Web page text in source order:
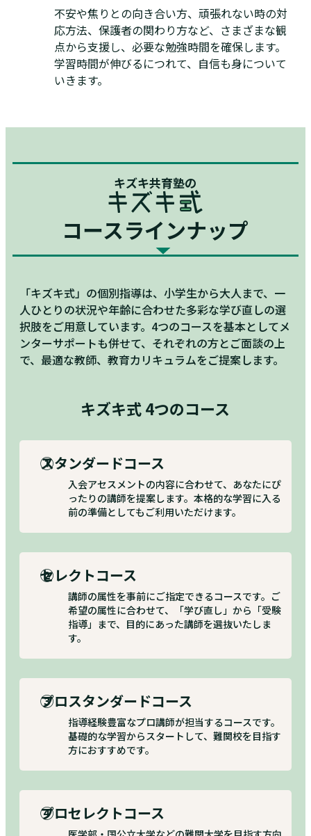
不安や焦りとの向き合い方、頑張れない時の対
応方法、保護者の関わり方など、さまざまな観
点から支援し、必要な勉強時間を確保します。
学習時間が伸びるにつれて、自信も身について
いきます。
キズキ共育塾の
コースラインナップ
「キズキ式」の個別指導は、小学生から大人まで、一
人ひとりの状況や年齢に合わせた多彩な学び直しの選
択肢をご用意しています。4つのコースを基本としてメ
ンターサポートも併せて、それぞれの方とご面談の上
で、最適な教師、教育カリキュラムをご提案します。
キズキ式 4つのコース
①
スタンダードコース
入会アセスメントの内容に合わせて、あなたにぴ
ったりの講師を提案します。本格的な学習に入る
前の準備としてもご利用いただけます。
②
セレクトコース
講師の属性を事前にご指定できるコースです。ご
希望の属性に合わせて、「学び直し」から「受験
指導」まで、目的にあった講師を選抜いたしま
す。
③
プロスタンダードコース
指導経験豊富なプロ講師が担当するコースです。
基礎的な学習からスタートして、難関校を目指す
方におすすめです。
④
プロセレクトコース